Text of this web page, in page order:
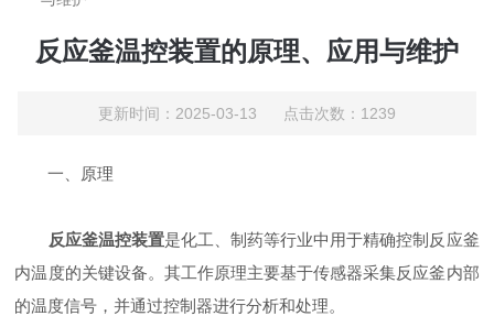
反应釜温控装置的原理、应用与维护
更新时间：2025-03-13 点击次数：1239
一、原理
反应釜温控装置是化工、制药等行业中用于精确控制反应釜
内温度的关键设备。其工作原理主要基于传感器采集反应釜内部
的温度信号，并通过控制器进行分析和处理。